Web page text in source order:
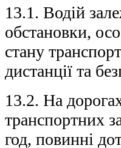
13.1. Водій
обстановки,
стану
дистанції та
13.2. На
транспортних
год, повинні